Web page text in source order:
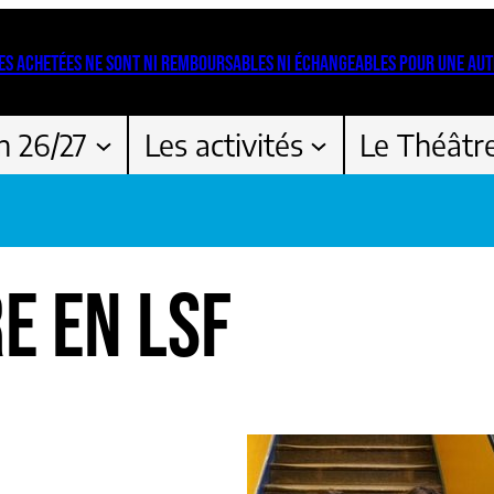
ACHETÉES NE SONT NI REMBOURSABLES NI ÉCHANGEABLES POUR UNE
26/27 Les activités Le
EN LSF